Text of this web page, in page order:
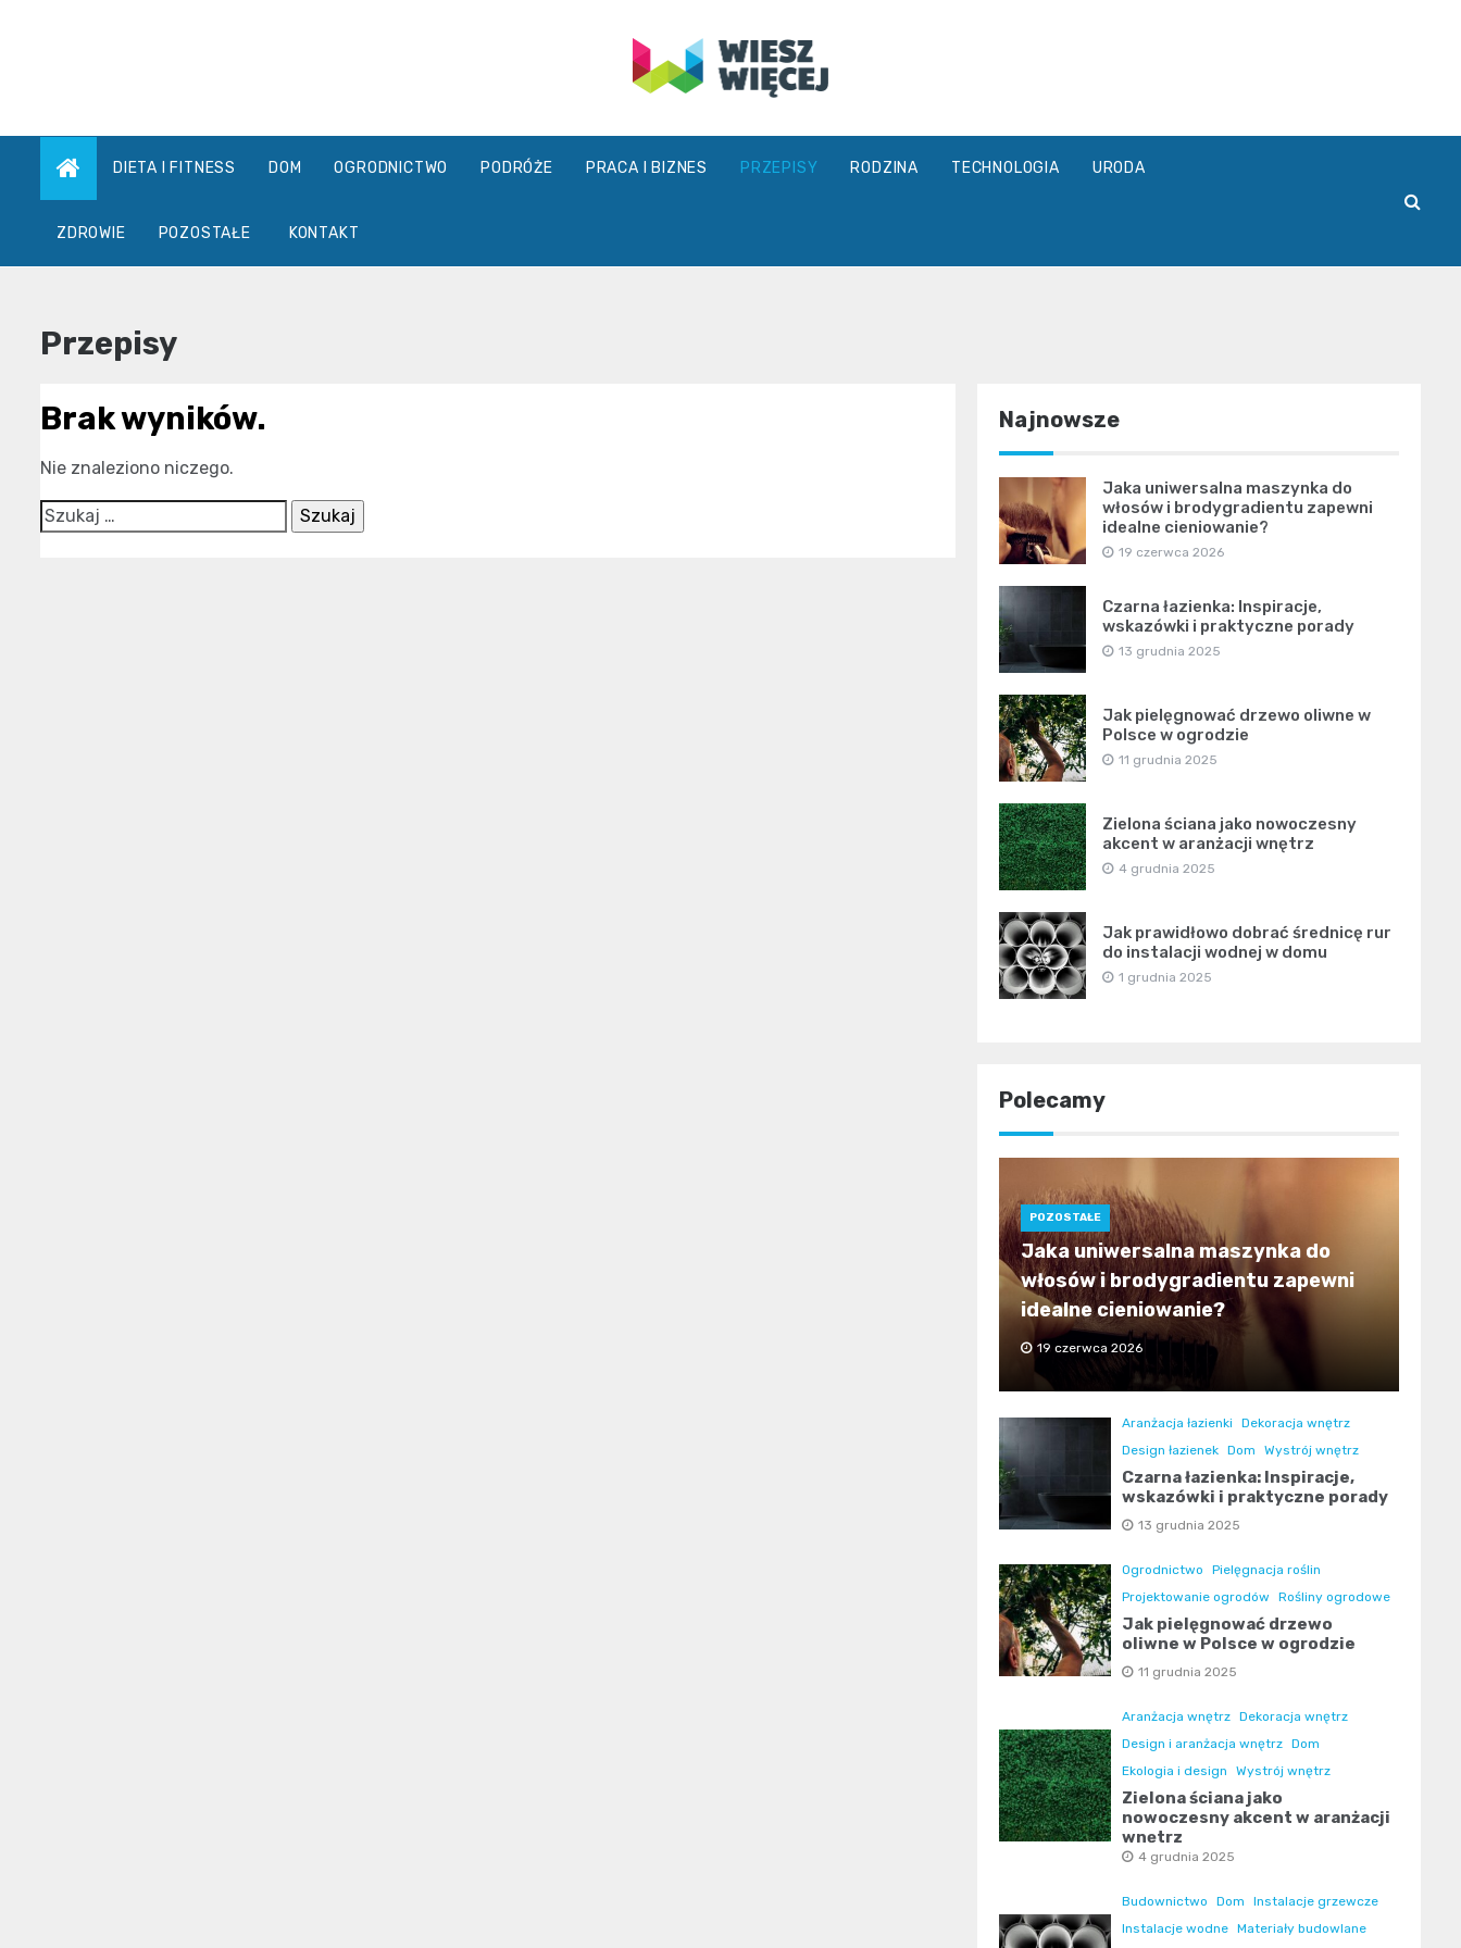
wieszwiecej.pl
DIETA I FITNESS DOM OGRODNICTWO PODRÓŻE PRACA I BIZNES PRZEPISY RODZINA TECHNOLOGIA URODA
ZDROWIE POZOSTAŁE KONTAKT
Przepisy
Brak wyników.
Nie znaleziono niczego.
Szukaj:
Najnowsze
Jaka uniwersalna maszynka do
włosów i brodygradientu zapewni
idealne cieniowanie?
19 czerwca 2026
Czarna łazienka: Inspiracje,
wskazówki i praktyczne porady
13 grudnia 2025
Jak pielęgnować drzewo oliwne w
Polsce w ogrodzie
11 grudnia 2025
Zielona ściana jako nowoczesny
akcent w aranżacji wnętrz
4 grudnia 2025
Jak prawidłowo dobrać średnicę rur
do instalacji wodnej w domu
1 grudnia 2025
Polecamy
POZOSTAŁE
Jaka uniwersalna maszynka do
włosów i brodygradientu zapewni
idealne cieniowanie?
19 czerwca 2026
Aranżacja łazienki
Dekoracja wnętrz
Design łazienek Dom Wystrój wnętrz
Czarna łazienka: Inspiracje,
wskazówki i praktyczne porady
13 grudnia 2025
Ogrodnictwo
Pielęgnacja roślin
Projektowanie ogrodów
Rośliny ogrodowe
Jak pielęgnować drzewo
oliwne w Polsce w ogrodzie
11 grudnia 2025
Aranżacja wnętrz Dekoracja wnętrz
Design i aranżacja wnętrz Dom
Ekologia i design
Wystrój wnętrz
Zielona ściana jako
nowoczesny akcent w aranżacji
wnętrz
4 grudnia 2025
Budownictwo Dom
Instalacje grzewcze
Instalacje wodne Materiały budowlane